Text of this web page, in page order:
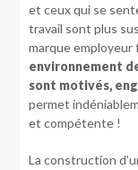
et ceux qui se
travail sont plus
marque
environnement
sont motivés,
permet
et compétente !
La construction